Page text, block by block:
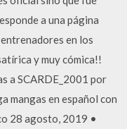
a una página
en los
y muy cómica!!
a SCARDE_2001 por
mangas en español con
28 agosto, 2019 •